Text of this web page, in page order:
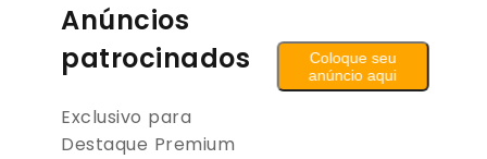
Anúncios
patrocinados
Exclusivo para
Destaque Premium
Coloque seu
anúncio aqui